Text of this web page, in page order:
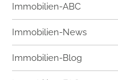
Immobilien-ABC
Immobilien-News
Immobilien-Blog